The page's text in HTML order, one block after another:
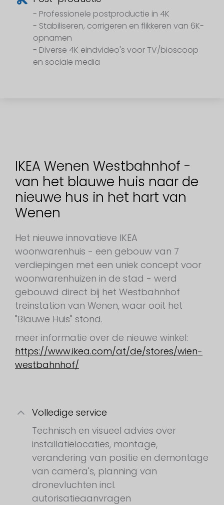
- Professionele postproductie in 4K
- Stabiliseren, corrigeren en flikkeren van 6K-
opnamen
- Diverse 4K eindvideo's voor TV/bioscoop
en sociale media
IKEA Wenen Westbahnhof -
van het blauwe huis naar de
nieuwe hus in het hart van
Wenen
Het nieuwe innovatieve IKEA
woonwarenhuis - een gebouw van 7
verdiepingen met een uniek concept voor
woonwarenhuizen in de stad - werd
gebouwd direct bij het Westbahnhof
treinstation van Wenen, waar ooit het
"Blauwe Huis" stond.
meer informatie over de nieuwe winkel:
https://www.ikea.com/at/de/stores/wien-
westbahnhof/
Volledige service
Technisch en visueel advies over
installatielocaties, montage,
verandering van positie en demontage
van camera's, planning van
dronevluchten incl.
autorisatieaanvragen